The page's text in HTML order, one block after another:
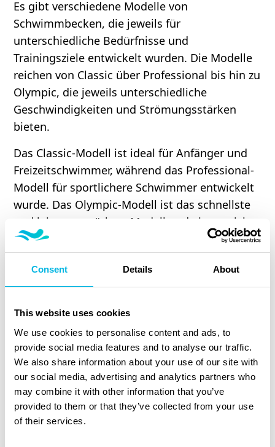
Consent Details About
This website uses cookies
We use cookies to personalise content and ads, to
provide social media features and to analyse our traffic.
We also share information about your use of our site with
our social media, advertising and analytics partners who
may combine it with other information that you’ve
provided to them or that they’ve collected from your use
of their services.
Es gibt verschiedene Modelle von
Schwimmbecken, die jeweils für
unterschiedliche Bedürfnisse und
Trainingsziele entwickelt wurden. Die Modelle
reichen von Classic über Professional bis hin zu
Olympic, die jeweils unterschiedliche
Geschwindigkeiten und Strömungsstärken
bieten.
Das Classic-Modell ist ideal für Anfänger und
Freizeitschwimmer, während das Professional-
Modell für sportlichere Schwimmer entwickelt
wurde. Das Olympic-Modell ist das schnellste
und leistungsstärkste Modell und eignet sich
perfekt für professionelle Athleten und
Olympioniken.
Jedes Modell bietet einzigartige Vorteile und
spezifischen Anforderungen der Nutzer gerecht
zu werden. Die Wahl des richtigen Modells
hängt von den persönlichen Zielen und dem
Trainingsniveau ab.
Nachhaltigkeit und